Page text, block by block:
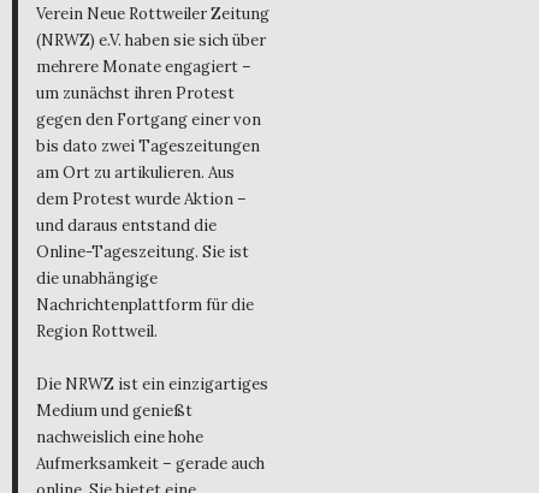
Verein Neue Rottweiler Zeitung
(NRWZ) e.V. haben sie sich über
mehrere Monate engagiert –
um zunächst ihren Protest
gegen den Fortgang einer von
bis dato zwei Tageszeitungen
am Ort zu artikulieren. Aus
dem Protest wurde Aktion –
und daraus entstand die
Online-Tageszeitung. Sie ist
die unabhängige
Nachrichtenplattform für die
Region Rottweil.
Die NRWZ ist ein einzigartiges
Medium und genießt
nachweislich eine hohe
Aufmerksamkeit – gerade auch